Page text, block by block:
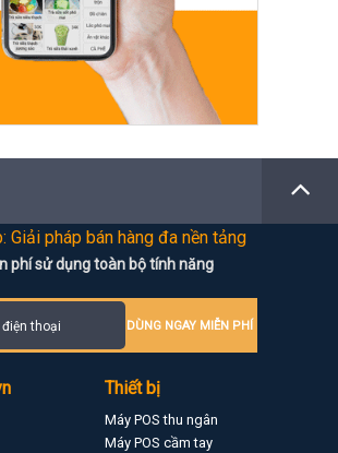
Giải pháp bán hàng đa nền tảng
phí sử dụng toàn bộ tính năng
DÙNG NGAY MIỄN PHÍ
Thiết bị
Máy POS thu ngân
Máy POS cầm tay